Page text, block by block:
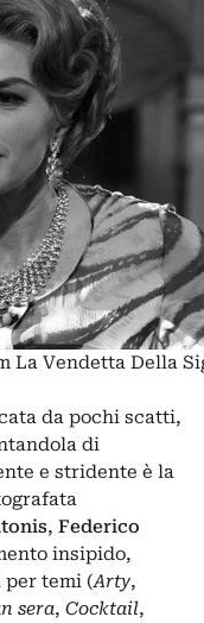
La Vendetta Della
da pochi scatti,
di
e stridente è la
, Federico
insipido,
temi (Arty,
sera, Cocktail,